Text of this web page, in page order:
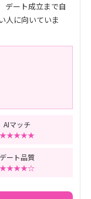
デート成立まで自
人に向いていま
AIマッチ
★★★★★
デート品質
★★★★☆